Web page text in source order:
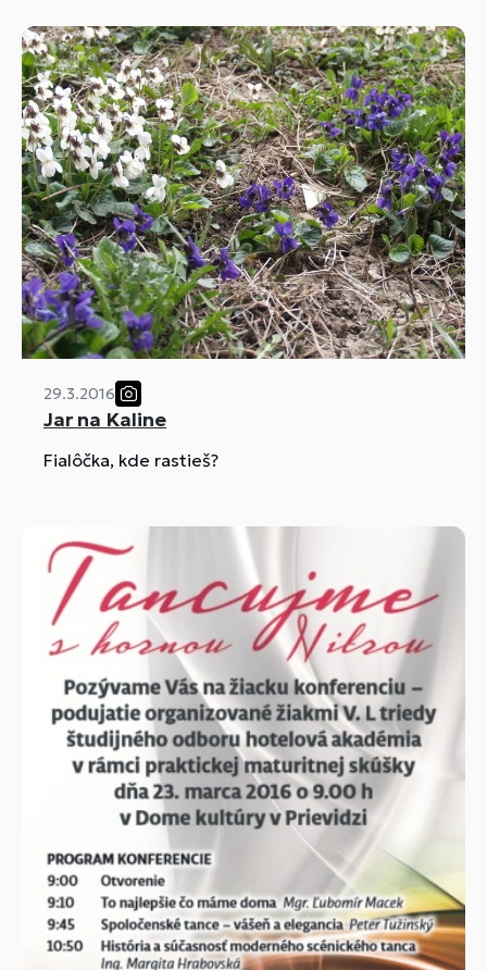
29.3.2016
Jar na Kaline
Fialôčka, kde rastieš?